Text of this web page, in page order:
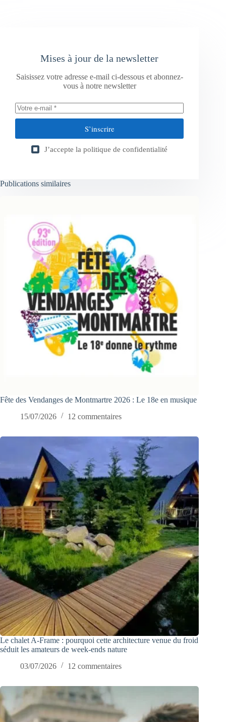
Mises à jour de la newsletter
Saisissez votre adresse e-mail ci-dessous et abonnez-
vous à notre newsletter
S’inscrire
J’accepte la politique de confidentialité
Publications similaires
Fête des Vendanges de Montmartre 2026 : Le 18e en musique
15/07/2026
12 commentaires
Le chalet A-Frame : pourquoi cette architecture venue du froid
séduit les amateurs de week-ends nature
03/07/2026
12 commentaires